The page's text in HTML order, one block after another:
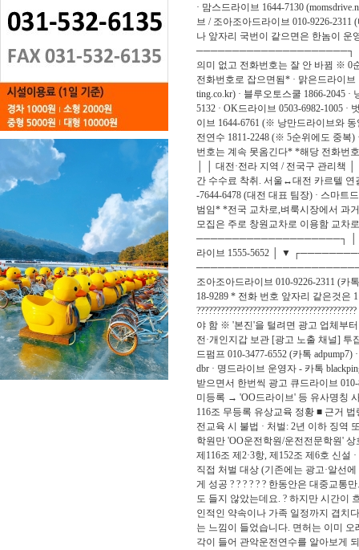
· 맘스드라이브 1644-7130
브 / 조아조아드라이브 010-9226-2311
나 앞자리 국번이 같으면은 한놈이
─────────────────────┐ │
의미 없고 전화번호는 잘 안 바뀜 ※ 0
전화번호로 잡으면됨* · 맑은드라이브
ting.co.kr) · 블루오토스쿨 1866-2045
5132 · OK드라이브 0503-6982-1005 ·
이브 1644-6761 (※ 낭만드라이브와 동
전연수 1811-2248 (※ 5순위에도 중복
번호는 계속 못옴긴다* *해당 전
│ │ 대전·전라 지역 / 전국구 관
간 수수료 착취. 서울↔대전 카르텔 연
-7644-6478 (대전 대표 팀장) · 스마트
범임* *전국 교차로,벼룩시장에서 과
모집은 주로 창원교차로 이용함 교
────────────────────┐ │
라이브 1555-5652 │ ▼
────────────────────────┘ ·
조아조아드라이브 010-9226-2311 (카
18-9289 * 전화 번호 앞자리 같은것은 1
야 함 ※ '본진'을 털려면 광고 업체부
전·개인지갑 보관 [광고 노출 채널] 투
드펌프 010-3477-6552 (카톡 adpump7)
dbr · 명드라이브 운영자 - 카톡
받으면서 한번씩 광고 큐드라이브 010-
미등록 → 'OO드라이브' 등 유사명칭
116조 무등록 유상교육 정황 ■ 근거
전교육 시 불법 · 처벌: 2년 이하 징역
학원만 'OO운전학원/운전전문학원'
제116조 제2·3항, 제152조 제6호 신
직접 처벌 대상 (기존에는 광고·알선
게 성공 ? ? ? ? ? ? 한동안은 대중교
도 들지 않았는데요. ? 하지만 시간이
인적인 약속이나 가족 일정까지 겹치
는 느낌이 들었습니다. 면허는 이미
각이 들어 관악운전연수를 알아보게